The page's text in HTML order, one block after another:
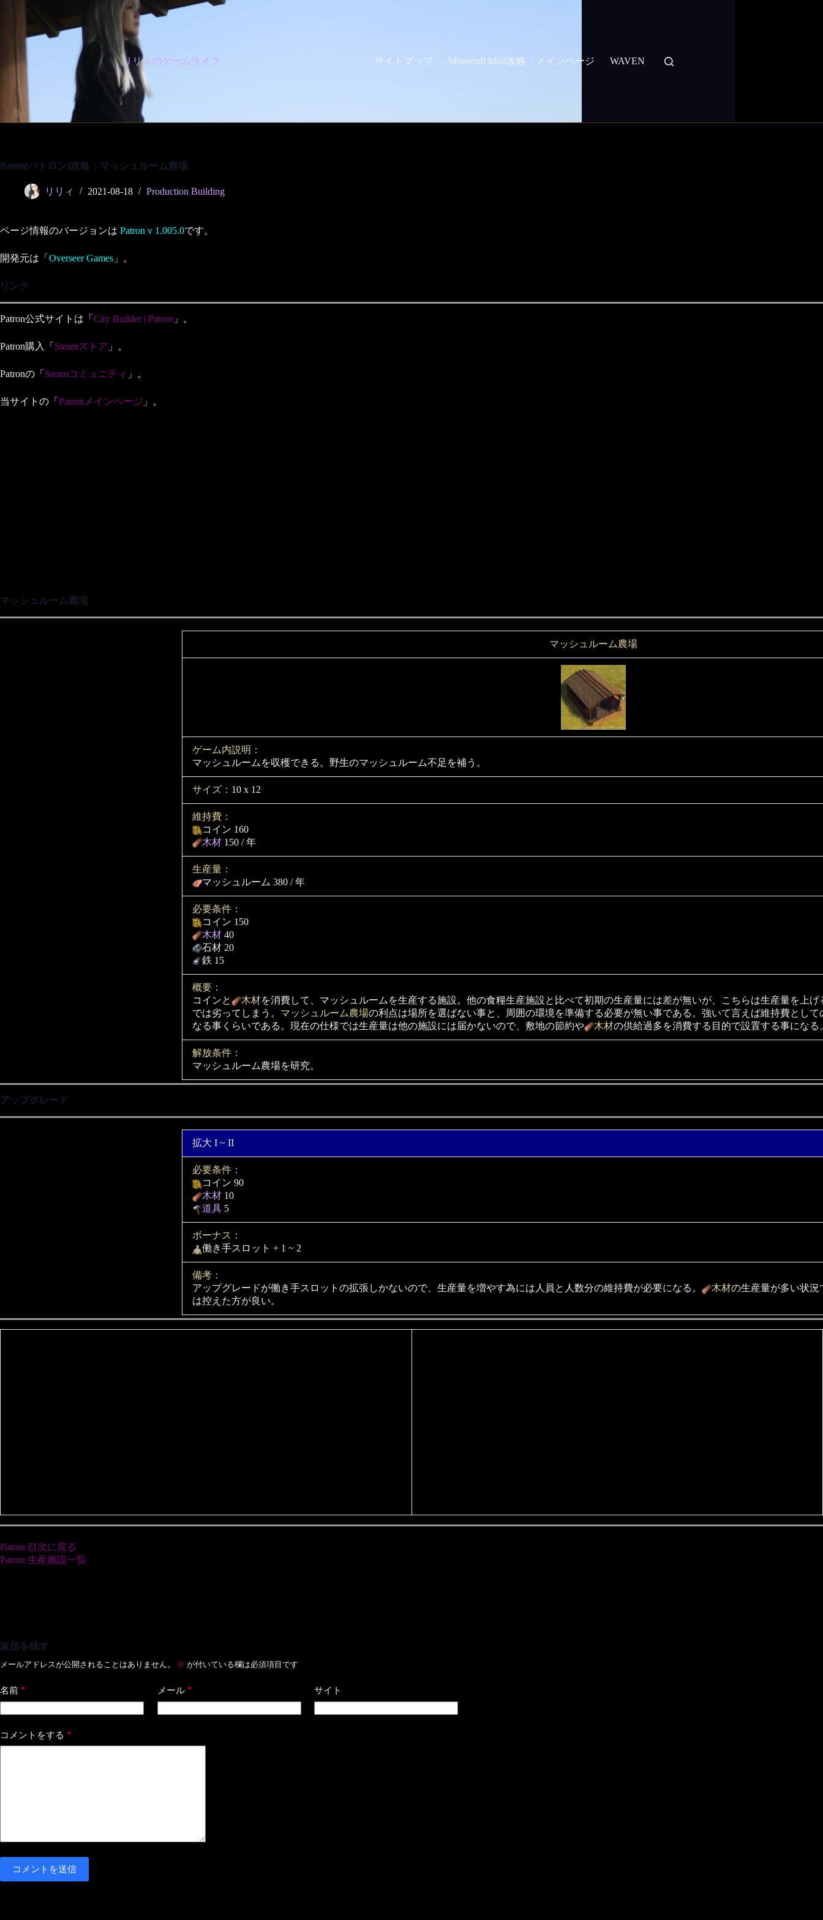
プ
リリィのゲームライフ サイトマップ Minecraft Mod攻略：メインページ WAVEN
Patron(パトロン)攻略：マッシュルーム農場
リリィ 2021-08-18 Production Building
ページ情報のバージョンは Patron v 1.005.0です。
開発元は「 Overseer Games 」。
リンク
Patron公式サイトは「 City Builder | Patron 」。
Patron購入「 Steamストア 」。
Patronの「 Steamコミュニティ 」。
当サイトの「 Patronメインページ 」。
マッシュルーム農場
マッシュルーム農場
ゲーム内説明：
マッシュルームを収穫できる。野生のマッシュルーム不足を補う。
サイズ： 10 x 12
維持費：
コイン 160
木材 150 / 年
生産量：
マッシュルーム 380 / 年
必要条件：
コイン 150
木材 40
石材 20
鉄 15
概要：
コインと
木材を消費して、マッシュルームを生産する施設。他の食糧生産施設と比べて初期の生産量には差が無いが、こちらは生産量を上
では劣ってしまう。 マッシュルーム農場の利点は場所を選ばない事と、周囲の環境を準備する必要が無い事である。強いて言えば維持費として
なる事くらいである。現在の仕様では生産量は他の施設には届かないので、敷地の節約や
木材の供給過多を消費する目的で設置する事になる
解放条件：
マッシュルーム農場を研究。
アップグレード
拡大 I ~ II
必要条件：
コイン 90
木材 10
道具 5
ボーナス：
働き手スロット + 1 ~ 2
備考：
アップグレードが働き手スロットの拡張しかないので、生産量を増やす為には人員と人数分の維持費が必要になる。
木材の生産量が多い状況
は控えた方が良い。
Patron 目次に戻る
Patron 生産施設一覧
返信を残す
メールアドレスが公開されることはありません。 ※ が付いている欄は必須項目です
名前 * メール* サイト
コメントをする *
コメントを送信